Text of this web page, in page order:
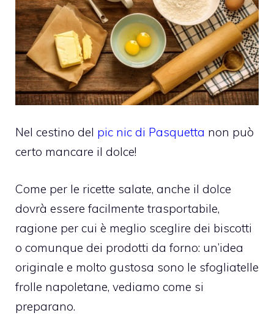
Nel cestino del pic nic di Pasquetta non può
certo mancare il dolce!
Come per le ricette salate, anche il dolce
dovrà essere facilmente trasportabile,
ragione per cui è meglio sceglire dei biscotti
o comunque dei prodotti da forno: un’idea
originale e molto gustosa sono le sfogliatelle
frolle napoletane, vediamo come si
preparano.